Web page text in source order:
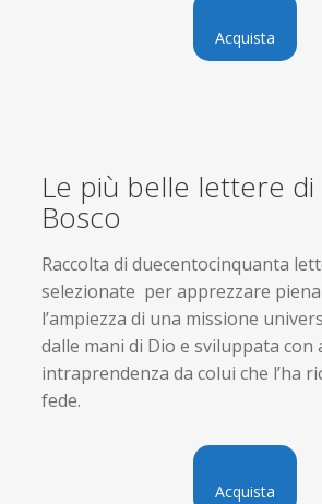
Acquista
Le più belle lettere di
Bosco
Raccolta di duecentocinquanta
selezionate per apprezzare
l’ampiezza di una missione
dalle mani di Dio e sviluppata con
intraprendenza da colui che l’ha
fede.
Acquista